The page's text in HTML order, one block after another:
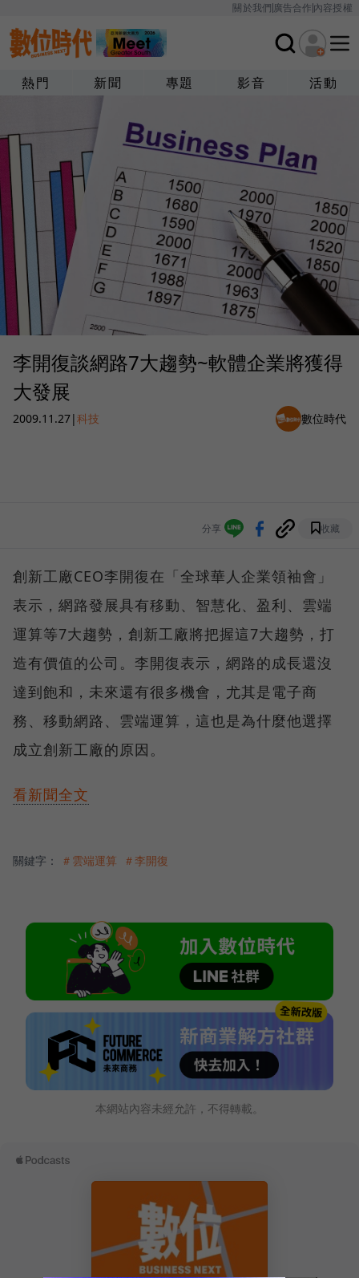
關於我們廣告合作內容授權
熱門 新聞 專題 影音 活動
李開復談網路7大趨勢~軟體企業將獲得
大發展
2009.11.27|科技 數位時代
分享 收藏
創新工廠CEO李開復在「全球華人企業領袖會」
表示，網路發展具有移動、智慧化、盈利、雲端
運算等7大趨勢，創新工廠將把握這7大趨勢，打
造有價值的公司。李開復表示，網路的成長還沒
達到飽和，未來還有很多機會，尤其是電子商
務、移動網路、雲端運算，這也是為什麼他選擇
成立創新工廠的原因。
看新聞全文
關鍵字： ＃雲端運算 ＃李開復
本網站內容未經允許，不得轉載。